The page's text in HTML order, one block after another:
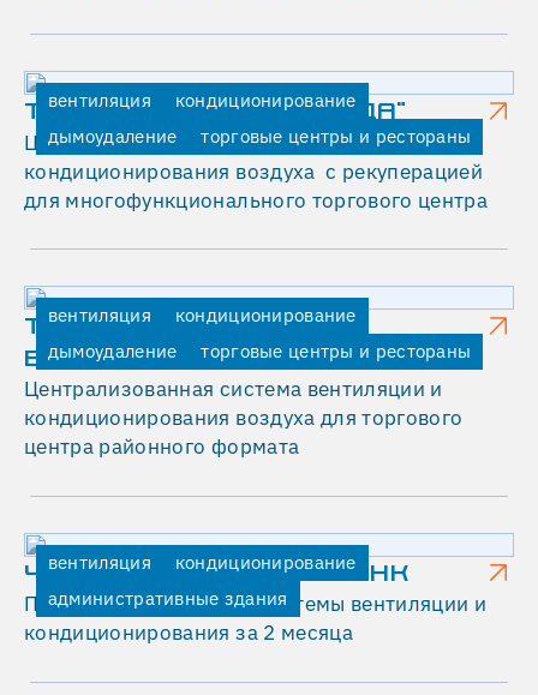
гидроизоляционных систем.
вентиляция
кондиционирование
дымоудаление
торговые центры и рестораны
ТОРГОВЫЙ ЦЕНТР "СРЕДА"
Централизованная система вентиляции и
кондиционирования воздуха с рекуперацией
для многофункционального торгового центра
вентиляция
кондиционирование
дымоудаление
торговые центры и рестораны
ТОРГОВЫЙ ЦЕНТР "W
БИРЮЛЕВСКАЯ"
Централизованная система вентиляции и
кондиционирования воздуха для торгового
центра районного формата
вентиляция
кондиционирование
административные здания
ЧАЙНА КОНСТРАКШН БАНК
Полная реконструкция системы вентиляции и
кондиционирования за 2 месяца
Е
Н
И
Е
С
Е
Р
В
Е
Р
Й
05.12.2024
Ограниченное
пространство
серверной